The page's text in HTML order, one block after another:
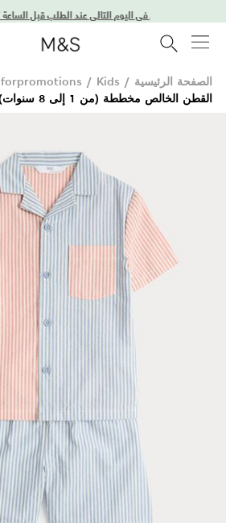
توصيل في اليوم التالي عند الطلب قبل الساعة 7 مساءً
الصفحة الرئيسية /
forpromotions / Kids
القطن الخالص مخططة (من 1 إلى 8 سنوات)